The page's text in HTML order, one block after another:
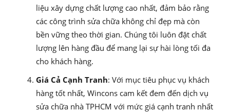
liệu xây dựng chất lượng cao nhất, đảm bảo rằng
các công trình sửa chữa không chỉ đẹp mà còn
bền vững theo thời gian. Chúng tôi luôn đặt chất
lượng lên hàng đầu để mang lại sự hài lòng tối đa
cho khách hàng.
Giá Cả Cạnh Tranh: Với mục tiêu phục vụ khách
hàng tốt nhất, Wincons cam kết đem đến dịch vụ
sửa chữa nhà TPHCM với mức giá cạnh tranh nhất